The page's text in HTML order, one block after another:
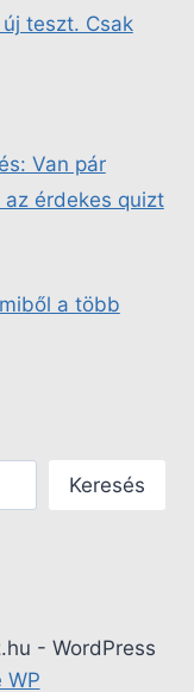
teszt. Csak
Van pár
érdekes quizt
a több
Keresés
- WordPress
WP